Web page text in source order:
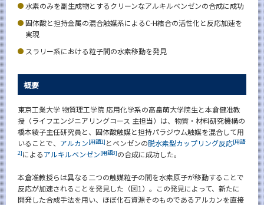
水素のみを副生成物とするクリーンなアルキルベンゼンの合成に成功
固体酸と担持金属の混合触媒系によるC-H結合の活性化と反応加速を
実現
スラリー系における粒子間の水素移動を発見
概要
東京工業大学 物質理工学院 応用化学系の高畠萌大学院生と本倉健准教
授（ライフエンジニアリングコース 主担当）は、物質・材料研究機構の
橋本綾子主任研究員と、固体酸触媒と担持パラジウム触媒を混合して用
いることで、 アルカン[用語1] とベンゼンの脱水素型カップリング反応[用語
2]によるアルキルベンゼン[用語3]の合成に成功した。
本倉准教授らは異なる二つの触媒粒子の間を水素原子が移動することで
反応が加速されることを発見した（図1）。この発見によって、新たに
開発した合成手法を用い、ほぼ化石資源そのものであるアルカンを直接
応用化学系 News
News
課程別
月別
イベントカレンダー
Event Calendar
サイト構成